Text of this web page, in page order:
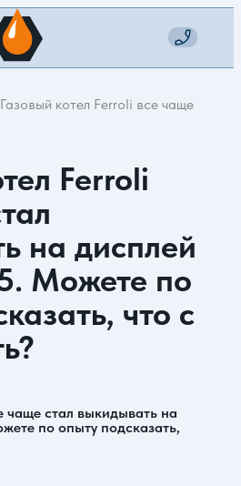
Газовый котел Ferroli все чаще стал
Ferroli
на дисплей
Можете по
что с
чаще стал выкидывать на
по опыту подсказать,